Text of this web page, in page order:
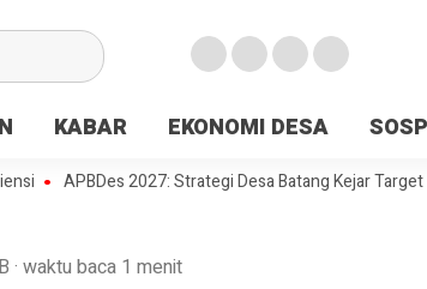
KABAR EKONOMI DESA
APBDes 2027: Strategi Desa Batang Kejar Target
· waktu baca 1 menit